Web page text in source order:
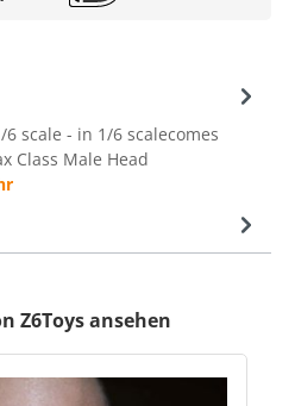
6 scale - in 1/6 scalecomes
Class Male Head
Z6Toys ansehen